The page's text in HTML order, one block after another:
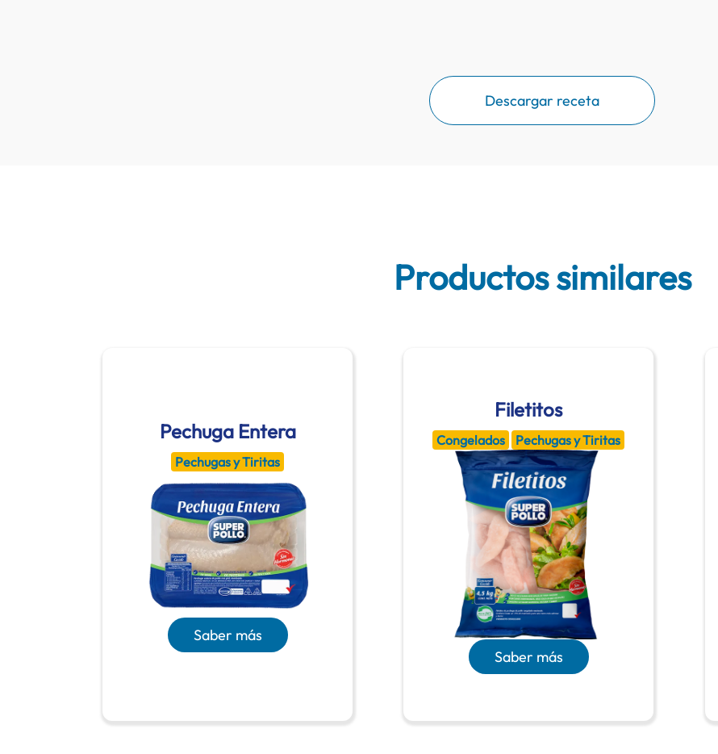
Descargar receta
Productos similares
Pechuga Entera
Pechugas y Tiritas
Saber más
Filetitos
Congelados Pechugas y Tiritas
Saber más